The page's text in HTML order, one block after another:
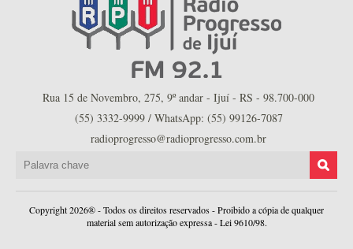
Rua 15 de Novembro, 275, 9º andar - Ijuí - RS - 98.700-000
(55) 3332-9999 / WhatsApp: (55) 99126-7087
radioprogresso@radioprogresso.com.br
Copyright 2026® - Todos os direitos reservados - Proibido a cópia de qualquer
material sem autorização expressa - Lei 9610/98.